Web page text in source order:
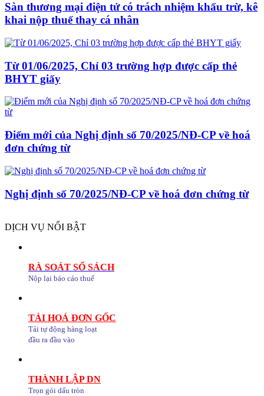
Sàn thương mại điện tử có trách nhiệm khấu trừ, kê
khai nộp thuế thay cá nhân
Từ 01/06/2025, Chỉ 03 trường hợp được cấp thẻ
BHYT giấy
Điểm mới của Nghị định số 70/2025/NĐ-CP về hoá
đơn chứng từ
Nghị định số 70/2025/NĐ-CP về hoá đơn chứng từ
DỊCH VỤ NỔI BẬT
RÀ SOÁT SỔ SÁCH
Nộp lại báo cáo thuế
TẢI HOÁ ĐƠN GỐC
Tải tự động hàng loạt
đầu ra đầu vào
THÀNH LẬP DN
Trọn gói dấu tròn